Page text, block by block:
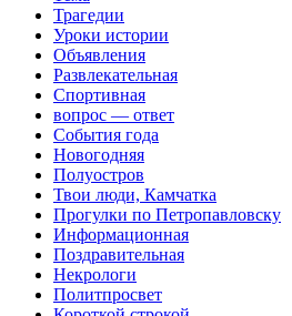
Трагедии
Уроки истории
Объявления
Развлекательная
Спортивная
вопрос — ответ
События года
Новогодняя
Полуостров
Твои люди, Камчатка
Прогулки по Петропавловску
Информационная
Поздравительная
Некрологи
Политпросвет